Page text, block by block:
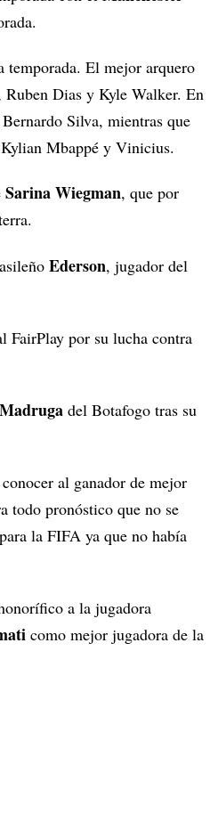
temporada. El mejor arquero
Ruben Dias y Kyle Walker. En
Silva, mientras que
Mbappé y Vinicius.
Sarina Wiegman, que por
Ederson, jugador del
FairPlay por su lucha contra
del Botafogo tras su
al ganador de mejor
todo pronóstico que no se
la FIFA ya que no había
a la jugadora
como mejor jugadora de la